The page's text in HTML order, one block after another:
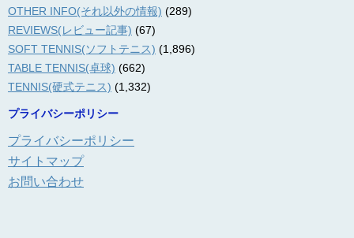
OTHER INFO(それ以外の情報) (289)
REVIEWS(レビュー記事) (67)
SOFT TENNIS(ソフトテニス) (1,896)
TABLE TENNIS(卓球) (662)
TENNIS(硬式テニス) (1,332)
プライバシーポリシー
プライバシーポリシー
サイトマップ
お問い合わせ